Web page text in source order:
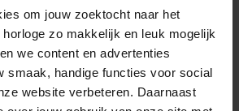
om jouw zoektocht naar het
zo makkelijk en leuk mogelijk
we content en advertenties
smaak, handige functies voor social
website verbeteren. Daarnaast